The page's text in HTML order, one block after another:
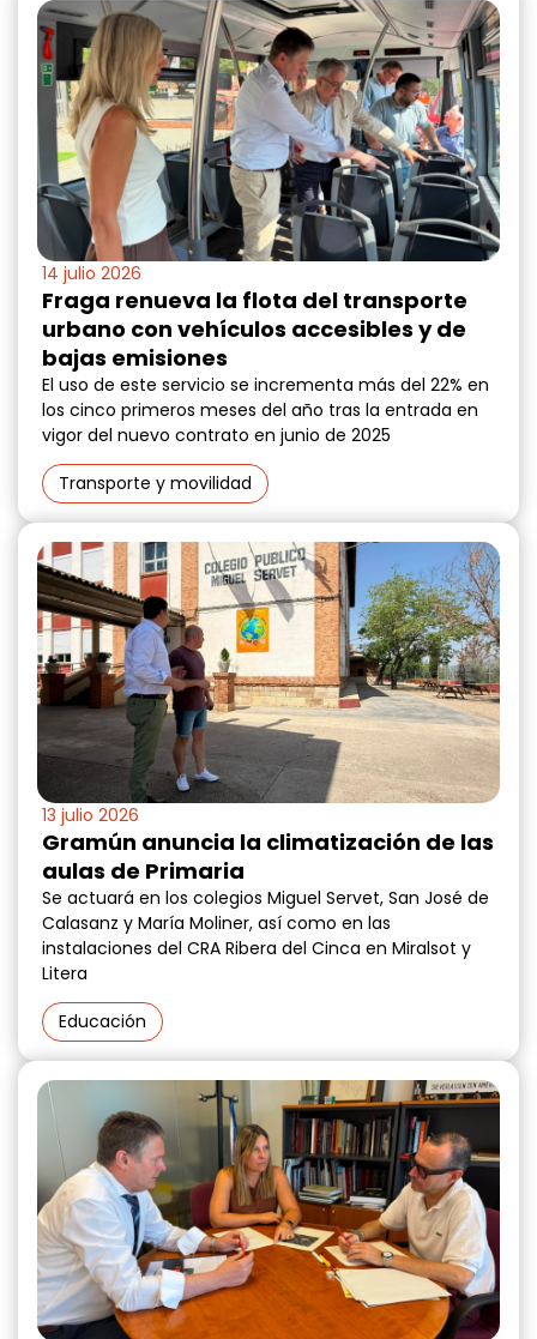
14 julio 2026
Fraga renueva la flota del transporte
urbano con vehículos accesibles y de
bajas emisiones
El uso de este servicio se incrementa más del 22% en
los cinco primeros meses del año tras la entrada en
vigor del nuevo contrato en junio de 2025
Transporte y movilidad
13 julio 2026
Gramún anuncia la climatización de las
aulas de Primaria
Se actuará en los colegios Miguel Servet, San José de
Calasanz y María Moliner, así como en las
instalaciones del CRA Ribera del Cinca en Miralsot y
Litera
Educación